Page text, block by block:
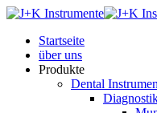
Startseite
über uns
Produkte
Dental